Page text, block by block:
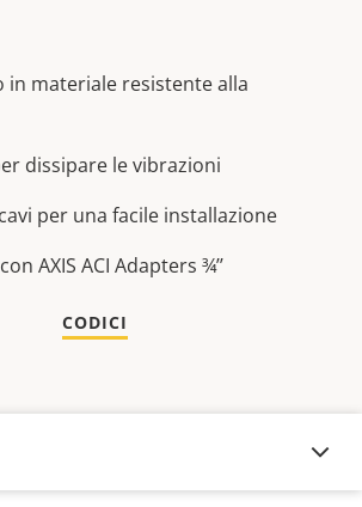
in materiale resistente alla
dissipare le vibrazioni
per una facile installazione
AXIS ACI Adapters ¾’’
CODICI